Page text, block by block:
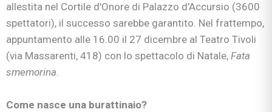
allestita nel Cortile d'Onore di Palazzo d'Accursio (3600
spettatori), il successo sarebbe garantito. Nel frattempo,
appuntamento alle 16.00 il 27 dicembre al Teatro Tivoli
(via Massarenti, 418) con lo spettacolo di Natale, Fata
smemorina.
Come nasce una burattinaio?